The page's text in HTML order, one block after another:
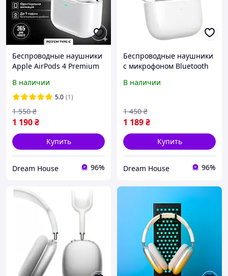
Беспроводные наушники
Apple AirPods 4 Premium
ANC, адаптивный режим,
чип JieLi, iOS анимация
В наличии
5.0 (1)
1 190₴
1 550 ₴
Купить
Dream House 96%
Беспроводные наушники
с микрофоном Bluetooth
Pro 3 TWS Белый
В наличии
1 189₴
1 450 ₴
Купить
Dream House 96%